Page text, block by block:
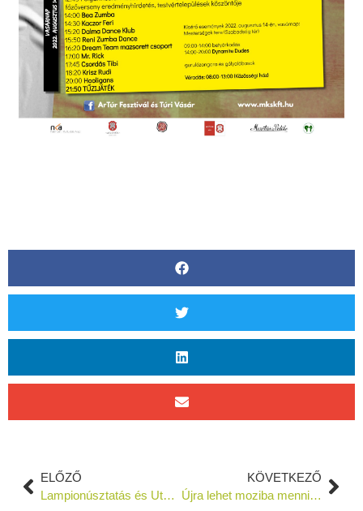
ELŐZŐ
Lampionúsztatás és Utcabál és Fuss Mezőtúr! Futóverseny
KÖVETKEZŐ
Újra lehet moziba menni Mezőtúron